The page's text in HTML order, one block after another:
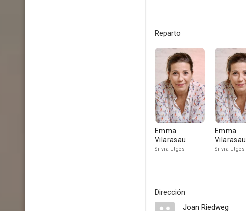
Reparto
Emma
Vilarasau
Silvia Utgés
Emma
Vilarasau
Silvia Utgés
Dirección
Joan Riedweg